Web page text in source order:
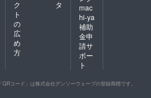
ク
ト
の
広
め
方
タ
mac
hi-ya
補助
金申
請サ
ポー
ト
「QRコード」は株式会社デンソーウェーブの登録商標です。